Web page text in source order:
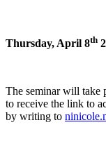
Thursday, April 8th
The seminar will take
to receive the link to
by writing to